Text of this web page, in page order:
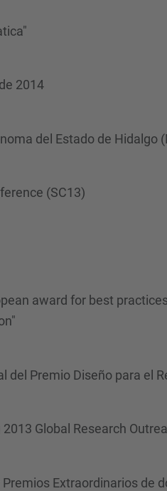
2014
del Estado de Hidalgo
(SC13)
award for best
del Premio Diseño para el
Global Research
Extraordinarios de